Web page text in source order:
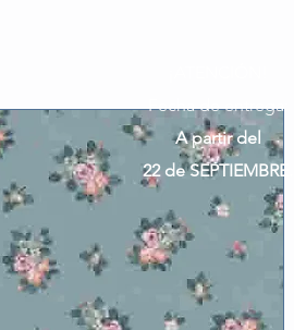
Fecha de entrega:
A partir del
22 de SEPTIEMBRE.